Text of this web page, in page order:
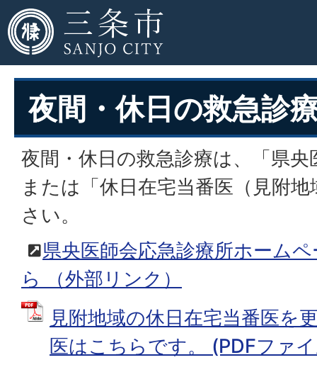
夜間・休日の救急診
夜間・休日の救急診療は、「県央
または「休日在宅当番医（見附
さい。
県央医師会応急診療所ホーム
ら
（外部リンク）
見附地域の休日在宅当番医を
医はこちらです。 (PDFファ